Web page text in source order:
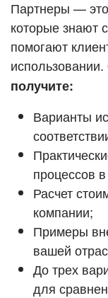
Партнеры —
которые знают
помогают
использовании.
получите:
Варианты
процессов
Расчет
компании;
Примеры
вашей
До трех
для